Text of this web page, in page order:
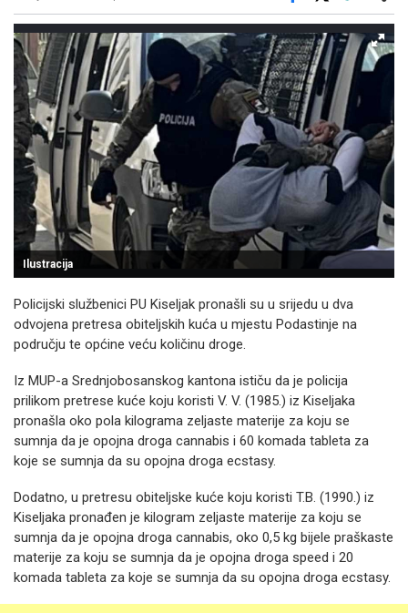
Facebook
Ilustracija
Policijski službenici PU Kiseljak pronašli su u srijedu u dva
odvojena pretresa obiteljskih kuća u mjestu Podastinje na
području te općine veću količinu droge.
Iz MUP-a Srednjobosanskog kantona ističu da je policija
prilikom pretrese kuće koju koristi V. V. (1985.) iz Kiseljaka
pronašla oko pola kilograma zeljaste materije za koju se
sumnja da je opojna droga cannabis i 60 komada tableta za
koje se sumnja da su opojna droga ecstasy.
Dodatno, u pretresu obiteljske kuće koju koristi T.B. (1990.) iz
Kiseljaka pronađen je kilogram zeljaste materije za koju se
sumnja da je opojna droga cannabis, oko 0,5 kg bijele praškaste
materije za koju se sumnja da je opojna droga speed i 20
komada tableta za koje se sumnja da su opojna droga ecstasy.